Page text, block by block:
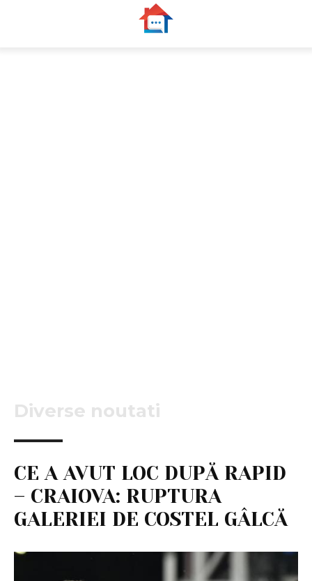
Diverse noutati
CE A AVUT LOC DUPĂ RAPID
– CRAIOVA: RUPTURA
GALERIEI DE COSTEL GÂLCĂ